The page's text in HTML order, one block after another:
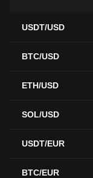
USDT/USD
BTC/USD
ETH/USD
SOL/USD
USDT/EUR
BTC/EUR